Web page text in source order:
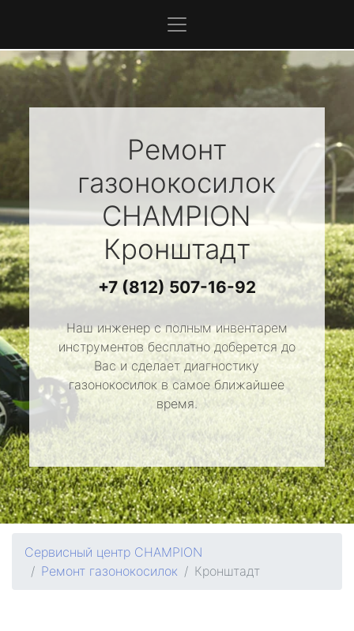
Ремонт
газонокосилок
CHAMPION
Кронштадт
+7 (812) 507-16-92
Наш инженер с полным инвентарем
инструментов бесплатно доберется до
Вас и сделает диагностику
газонокосилок в самое ближайшее
время.
Сервисный центр CHAMPION
Ремонт газонокосилок
Кронштадт